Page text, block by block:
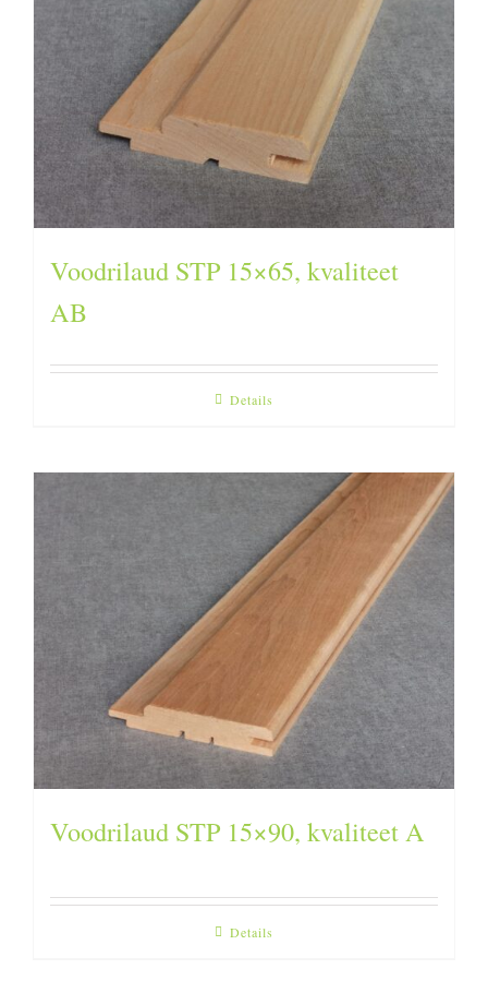
Voodrilaud STP 15×65, kvaliteet
AB
Details
Voodrilaud STP 15×90, kvaliteet A
Details